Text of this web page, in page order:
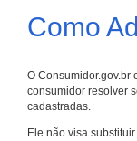
Como
O Consumidor.gov.br
consumidor resolver
cadastradas.
Ele não visa